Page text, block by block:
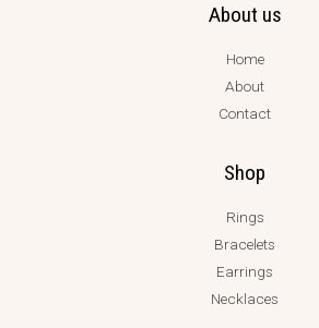
About us
Home
About
Contact
Shop
Rings
Bracelets
Earrings
Necklaces